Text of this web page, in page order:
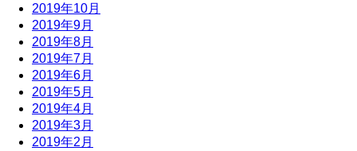
2019年10月
2019年9月
2019年8月
2019年7月
2019年6月
2019年5月
2019年4月
2019年3月
2019年2月